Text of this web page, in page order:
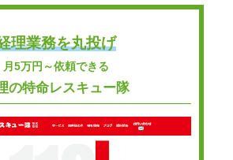
理業務を丸投げ
月5万円～依頼できる
の特命レスキュー隊